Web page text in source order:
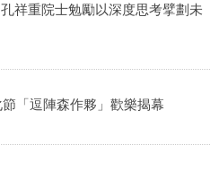
祥重院士勉勵以深度思考擘劃未
節「逗陣森作夥」歡樂揭幕